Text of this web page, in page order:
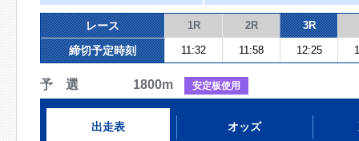
レース 1R 2R 3R
締切予定時刻 11:32 11:58 12:25
予 選 1800m 安定板使用
出走表 オッズ